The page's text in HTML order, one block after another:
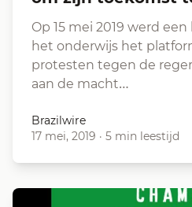
Op 15 mei 2019 werd
het onderwijs het
protesten tegen de
aan de macht…
Brazilwire
17 mei, 2019 · 5 min leestijd